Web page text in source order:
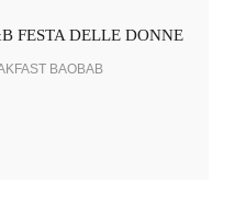
FESTA DELLE DONNE
BAOBAB